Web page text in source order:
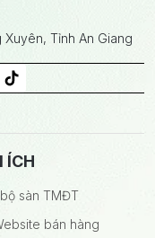
Tỉnh An Giang
ÍCH
sàn TMĐT
bán hàng